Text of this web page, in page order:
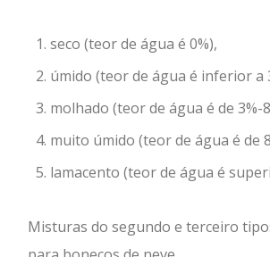
seco (teor de água é 0%),
úmido (teor de água é inferior a
molhado (teor de água é de 3%-
muito úmido (teor de água é de
lamacento (teor de água é
Misturas do segundo e terceiro